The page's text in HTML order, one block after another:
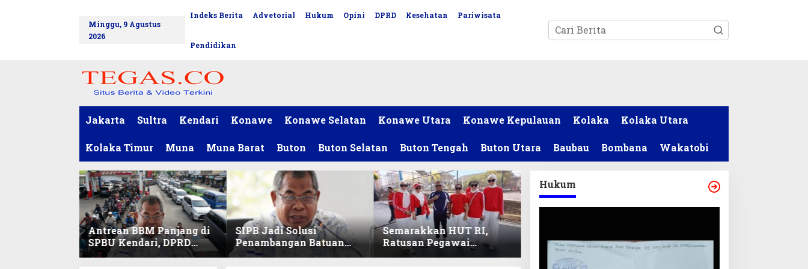
Minggu, 9 Agustus
2026
Indeks Berita Advetorial Hukum Opini DPRD Kesehatan Pariwisata
Pendidikan
Jakarta Sultra Kendari Konawe Konawe Selatan Konawe Utara Konawe Kepulauan Kolaka Kolaka Utara
Kolaka Timur Muna Muna Barat Buton Buton Selatan Buton Tengah Buton Utara Baubau Bombana Wakatobi
Antrean BBM Panjang di
SPBU Kendari, DPRD
Sultra Duga Sistem
SIPB Jadi Solusi
Penambangan Batuan
Komoditas ex-Golongan
Semarakkan HUT RI,
Ratusan Pegawai
Sekretariat DPRD Sultra
Hukum